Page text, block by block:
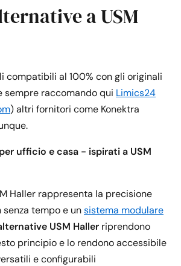
a USM
compatibili al 100% con gli originali
sempre raccomando qui Limics24
) altri fornitori come Konektra
ufficio e casa - ispirati a USM
Haller rappresenta la precisione
senza tempo e unsistema modulare
USM Haller riprendono
principio e lo rendono accessibile
e configurabili